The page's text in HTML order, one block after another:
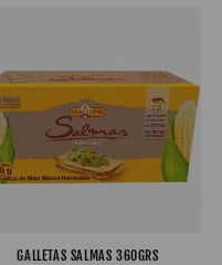
GALLETAS SALMAS 360GRS